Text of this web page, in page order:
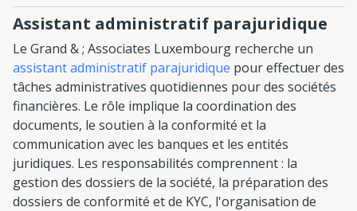
Assistant administratif parajuridique
Le Grand & ; Associates Luxembourg recherche un
assistant administratif parajuridique pour effectuer des
tâches administratives quotidiennes pour des sociétés
financières. Le rôle implique la coordination des
documents, le soutien à la conformité et la
communication avec les banques et les entités
juridiques. Les responsabilités comprennent : la
gestion des dossiers de la société, la préparation des
dossiers de conformité et de KYC, l'organisation de